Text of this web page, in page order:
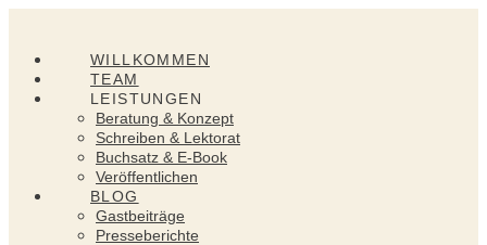
springen
WILLKOMMEN
TEAM
LEISTUNGEN
Beratung & Konzept
Schreiben & Lektorat
Buchsatz & E-Book
Veröffentlichen
BLOG
Gastbeiträge
Presseberichte